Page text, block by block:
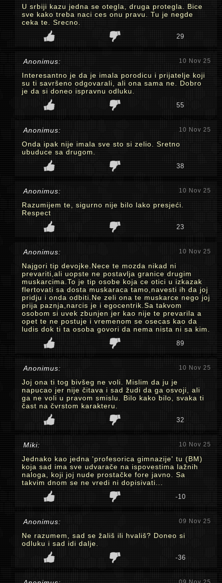
U srbiji kazu jedna se otegla, druga protegla. Bice
sve kako treba naci ces onu pravu. Tu je negde
ceka te. Srecno.
29
Anonimus: 10 Nov 25
Interesantno je da je imala porodicu i prijatelje koji
su ti savršeno odgovarali, ali ona sama ne. Dobro
je da si doneo ispravnu odluku.
55
Anonimus: 10 Nov 25
Onda ipak nije imala sve sto si zelio. Sretno
ubuduce sa drugom.
38
Anonimus: 10 Nov 25
Razumijem te, sigurno nije bilo lako presjeći.
Respect
23
Anonimus: 10 Nov 25
Najgori tip devojke.Nece te mozda nikad ni
prevariti,ali uopste ne postavlja granice drugim
muskarcima.To je tip osobe koja ce otici u izkazak
flertovati sa dosta muskaraca tamo,navesti ih da joj
pridju i onda odbiti.Ne zeli ona te muskarce nego joj
prija paznja,narcis je i egocentrik.Sa takvom
osobom si uvek zbunjen jer kao nije te prevarila a
opet te ne postuje i vremenom se osecas kao da
ludis dok ti ta osoba govori da nema nista ni sa kim.
89
Anonimus: 10 Nov 25
Joj ona ti tog bivšeg ne voli. Mislim da ju je
napucao jer nije čitava i sad žudi da ga osvoji, ali
ga ne voli u pravom smislu. Bilo kako bilo, svaka ti
čast na čvrstom karakteru.
32
Miki: 10 Nov 25
Jednako kao jedna 'profesorica gimnazije' tu (BM)
koja sad ima sve udvarače na ispovestima lažnih
naloga, koji joj nude prostačke fore javno. Sa
takvim dnom se ne vredi ni dopisivati...
-10
Anonimus: 09 Nov 25
Ne razumem, sad se žališ ili hvališ? Doneo si
odluku i sad idi dalje.
-36